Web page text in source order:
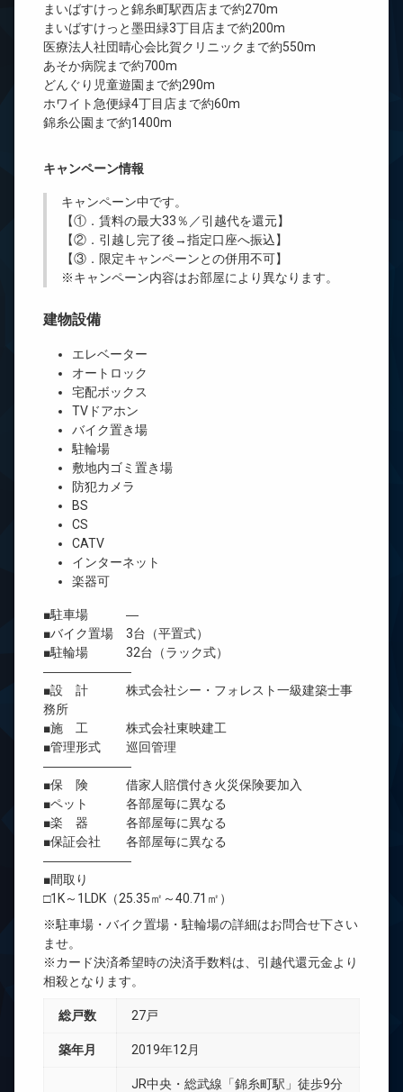
まいばすけっと錦糸町駅西店まで約270m
まいばすけっと墨田緑3丁目店まで約200m
医療法人社団晴心会比賀クリニックまで約550m
あそか病院まで約700m
どんぐり児童遊園まで約290m
ホワイト急便緑4丁目店まで約60m
錦糸公園まで約1400m
キャンペーン情報
キャンペーン中です。
【①．賃料の最大33％／引越代を還元】
【②．引越し完了後→指定口座へ振込】
【③．限定キャンペーンとの併用不可】
※キャンペーン内容はお部屋により異なります。
建物設備
エレベーター
オートロック
宅配ボックス
TVドアホン
バイク置き場
駐輪場
敷地内ゴミ置き場
防犯カメラ
BS
CS
CATV
インターネット
楽器可
■駐車場 ―
■バイク置場 3台（平置式）
■駐輪場 32台（ラック式）
―――――――
■設 計 株式会社シー・フォレスト一級建築士事
務所
■施 工 株式会社東映建工
■管理形式 巡回管理
―――――――
■保 険 借家人賠償付き火災保険要加入
■ペット 各部屋毎に異なる
■楽 器 各部屋毎に異なる
■保証会社 各部屋毎に異なる
―――――――
■間取り
□1K～1LDK（25.35㎡～40.71㎡）
※駐車場・バイク置場・駐輪場の詳細はお問合せ下さい
ませ。
※カード決済希望時の決済手数料は、引越代還元金より
相殺となります。
総戸数 27戸
築年月 2019年12月
JR中央・総武線「錦糸町駅」徒歩9分